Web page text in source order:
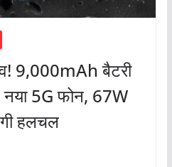
9,000mAh बैटरी
5G फोन, 67W
हलचल